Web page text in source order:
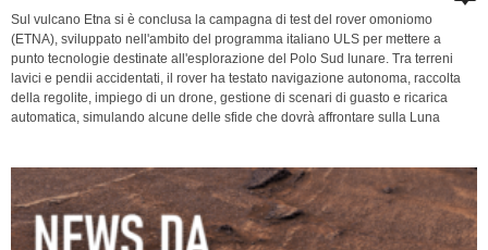
Sul vulcano Etna si è conclusa la campagna di test del rover omoniomo
(ETNA), sviluppato nell'ambito del programma italiano ULS per mettere a
punto tecnologie destinate all'esplorazione del Polo Sud lunare. Tra terreni
lavici e pendii accidentati, il rover ha testato navigazione autonoma, raccolta
della regolite, impiego di un drone, gestione di scenari di guasto e ricarica
automatica, simulando alcune delle sfide che dovrà affrontare sulla Luna